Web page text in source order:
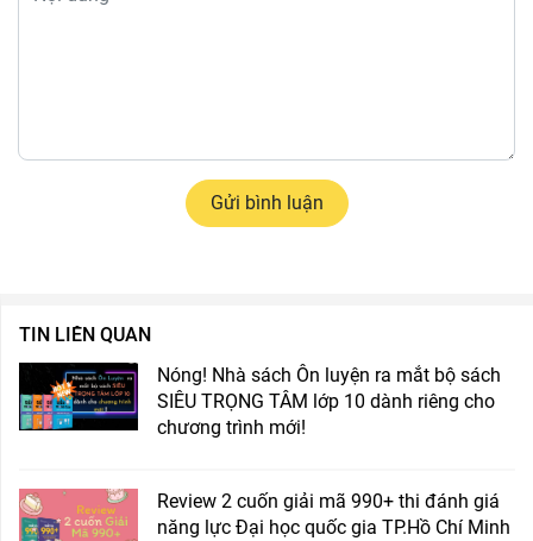
Gửi bình luận
TIN LIÊN QUAN
Nóng! Nhà sách Ôn luyện ra mắt bộ sách
SIÊU TRỌNG TÂM lớp 10 dành riêng cho
chương trình mới!
Review 2 cuốn giải mã 990+ thi đánh giá
năng lực Đại học quốc gia TP.Hồ Chí Minh